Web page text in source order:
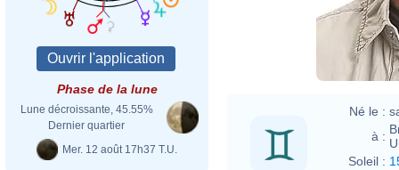
Phase de la lune
Lune décroissante, 45.55%
Dernier quartier
Mer. 12 août 17h37 T.U.
Né le :
à :
Soleil :